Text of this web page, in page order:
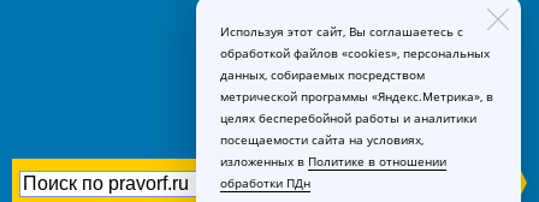
регистрация
товарных знаков
Используя этот сайт, Вы соглашаетесь с
обработкой файлов «cookies», персональных
данных, собираемых посредством
метрической программы «Яндекс.Метрика», в
целях бесперебойной работы и аналитики
посещаемости сайта на условиях,
изложенных в Политике в отношении
обработки ПДн